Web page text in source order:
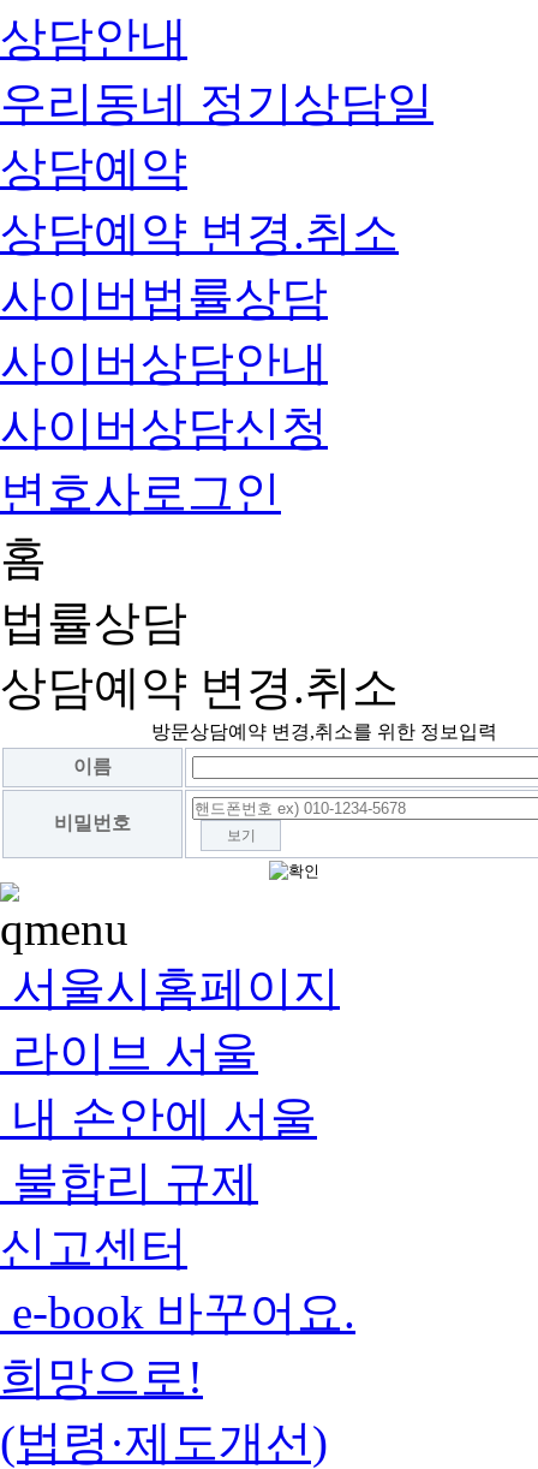
상담안내
우리동네 정기상담일
상담예약
상담예약 변경.취소
사이버법률상담
사이버상담안내
사이버상담신청
변호사로그인
홈
법률상담
상담예약 변경.취소
방문상담예약 변경,취소를 위한 정보입력
이름
비밀번호
보기
서울시홈페이지
라이브 서울
내 손안에 서울
불합리 규제
신고센터
e-book 바꾸어요.
희망으로!
(법령·제도개선)